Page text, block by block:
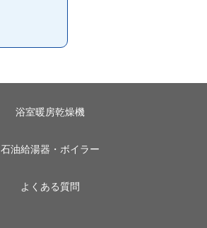
浴室暖房乾燥機
石油給湯器・ボイラー
よくある質問